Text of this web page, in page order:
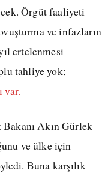
Örgüt faaliyeti
ve infazların
ertelenmesi
tahliye yok;
var.
Bakanı Akın Gürlek
ve ülke için
Buna karşılık